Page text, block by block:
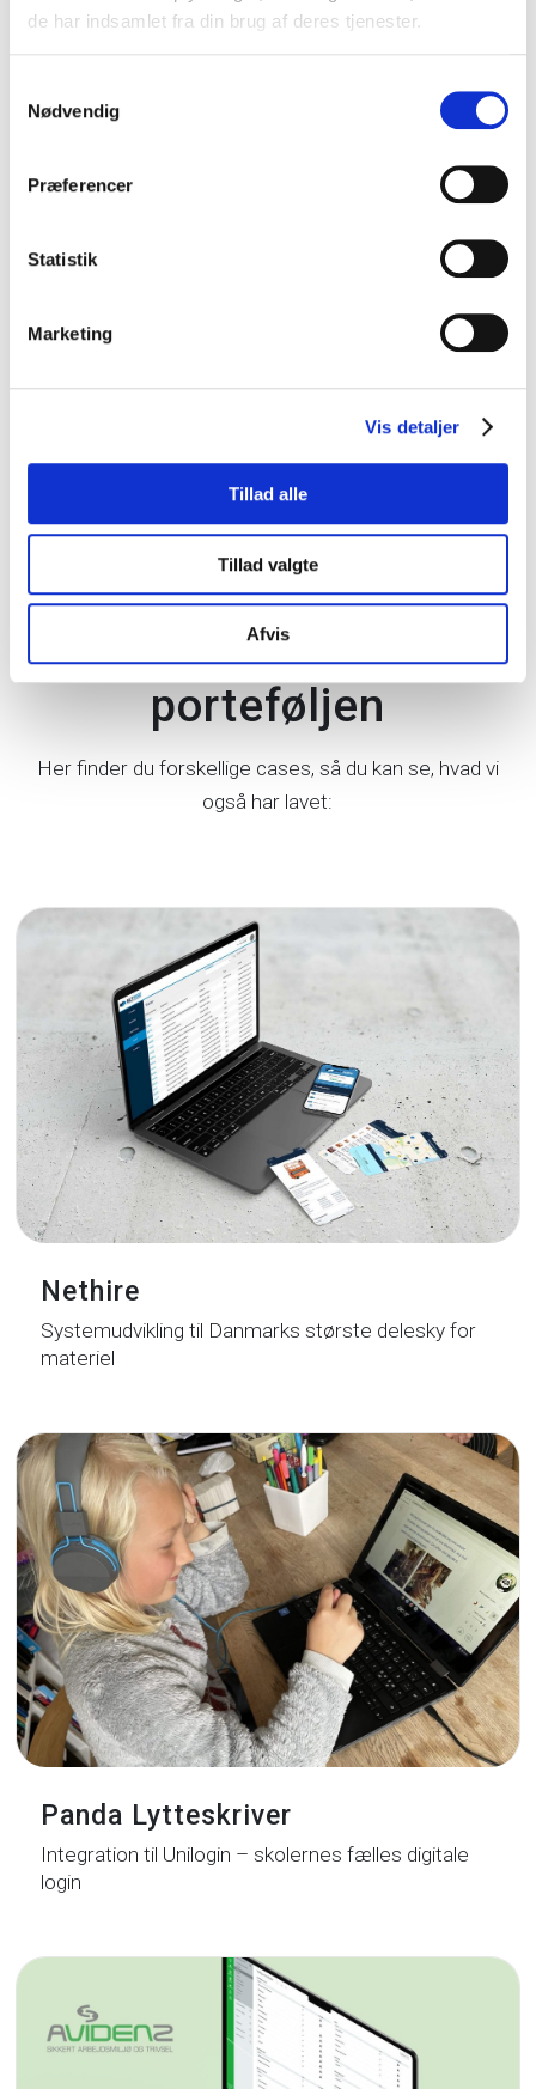
de har indsamlet fra din brug af deres tjenester.
Nødvendig
Præferencer
Statistik
Marketing
Vis detaljer
Tillad alle
Tillad valgte
Afvis
Varierende opgaver i
porteføljen
Her finder du forskellige cases, så du kan se, hvad vi
også har lavet:
Nethire
Systemudvikling til Danmarks største delesky for
materiel
Panda Lytteskriver
Integration til Unilogin – skolernes fælles digitale
login